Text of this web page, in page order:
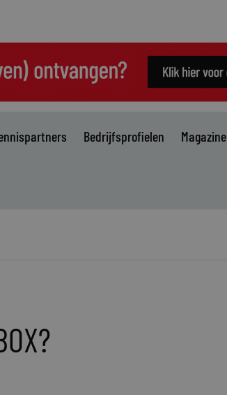
Bedrijfsprofielen Magazine